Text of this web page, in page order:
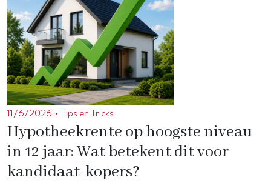
11/6/2026 • Tips en Tricks
Hypotheekrente op hoogste niveau
in 12 jaar: Wat betekent dit voor
kandidaat-kopers?